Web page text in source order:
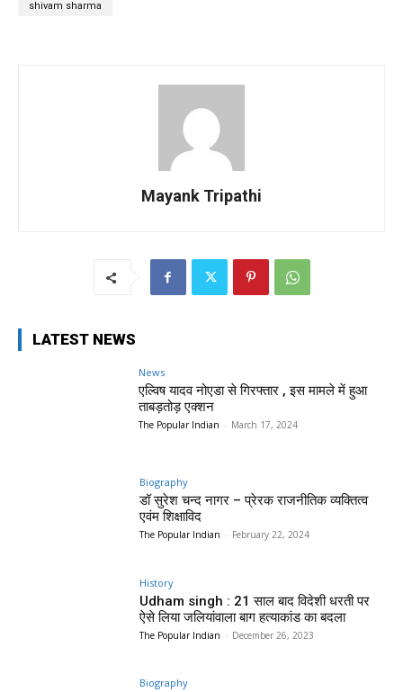
shivam sharma
Mayank Tripathi
LATEST NEWS
News
एल्विष यादव नोएडा से गिरफ्तार , इस मामले में हुआ
ताबड़तोड़ एक्शन
The Popular Indian - March 17, 2024
Biography
डॉ सुरेश चन्द नागर – प्रेरक राजनीतिक व्यक्तित्व
एवंम शिक्षाविद
The Popular Indian - February 22, 2024
History
Udham singh : 21 साल बाद विदेशी धरती पर
ऐसे लिया जलियांवाला बाग हत्याकांड का बदला
The Popular Indian - December 26, 2023
Biography